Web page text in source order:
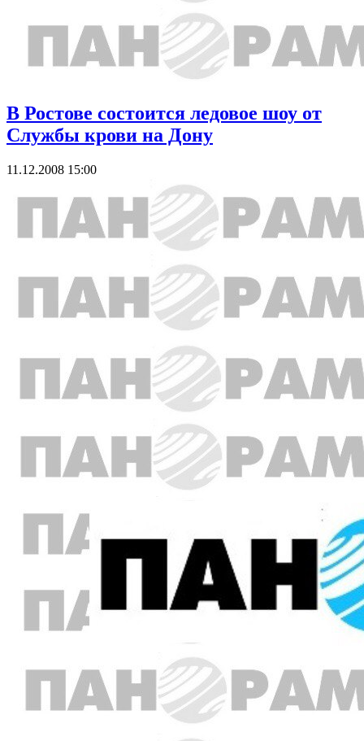
В Ростове состоится ледовое шоу от
Службы крови на Дону
11.12.2008 15:00